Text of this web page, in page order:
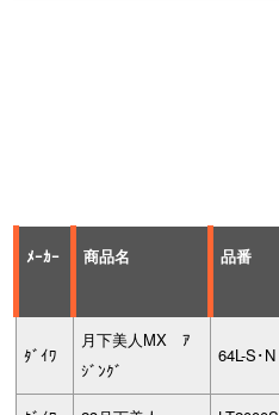
ﾒｰｶｰ 商品名 品番
ﾀﾞｲﾜ
月下美人MX ｱ
ｼﾞﾝｸﾞ
64L-S･N